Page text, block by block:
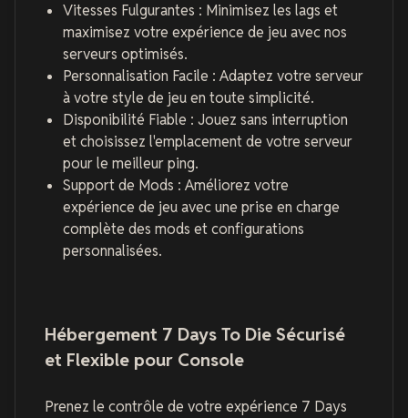
Vitesses Fulgurantes : Minimisez les lags et
maximisez votre expérience de jeu avec nos
serveurs optimisés.
Personnalisation Facile : Adaptez votre serveur
à votre style de jeu en toute simplicité.
Disponibilité Fiable : Jouez sans interruption
et choisissez l'emplacement de votre serveur
pour le meilleur ping.
Support de Mods : Améliorez votre
expérience de jeu avec une prise en charge
complète des mods et configurations
personnalisées.
Hébergement 7 Days To Die Sécurisé
et Flexible pour Console
Prenez le contrôle de votre expérience 7 Days